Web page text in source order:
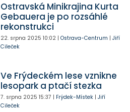
Ostravská Minikrajina Kurta
Gebauera je po rozsáhlé
rekonstrukci
22. srpna 2025 10:02| Ostrava-Centrum | Jiří
Cileček
Ve Frýdeckém lese vznikne
lesopark a ptačí stezka
7. srpna 2025 15:37 | Frýdek-Místek| Jiří
Cileček